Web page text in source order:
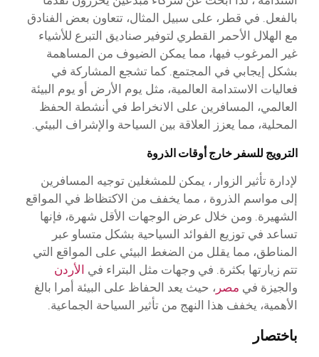
بالفعل. في قطر، على سبيل المثال، تتعاون بعض الفنادق
مع الهلال الأحمر القطري لتوفير صناديق التبرع للأشياء
غير المرغوب فيها، مما يمكن الضيوف من المساهمة
بشكل إيجابي في المجتمع. كما تشجع المشاركة في
فعاليات الاستدامة العالمية، مثل يوم الأرض أو يوم البيئة
العالمي، المسافرين على الانخراط في أنشطة الحفظ
المحلية، مما يعزز العلاقة بين السياحة والإشراف البيئي.
الترويج للسفر خارج أوقات الذروة
لإدارة تأثير الزوار ، يمكن للمشغلين توجيه المسافرين
إلى مواسم الذروة ، مما يخفف من الاكتظاظ في المواقع
الشهيرة. ومن خلال عرض الوجهات الأقل شهرة، فإنها
تساعد في توزيع الفوائد السياحية بشكل متساو عبر
المناطق، مما يقلل من الضغط البيئي على المواقع التي
تتم زيارتها بكثرة. في وجهات مثل البتراء في الأردن
والجيزة في مصر ، حيث يعد الحفاظ على البيئة أمرا بالغ
الأهمية، يخفف هذا النهج من تأثير السياحة الجماعية.
باختصار